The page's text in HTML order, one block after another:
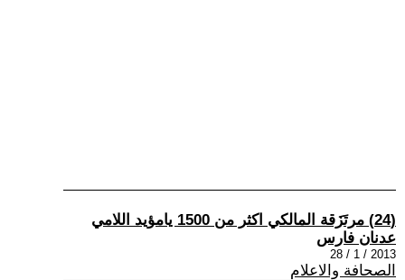
(24) مرتَزَقة المالكي اكثر من 1500 يامؤيد اللامي
عدنان فارس
2013 / 1 / 28
الصحافة والاعلام